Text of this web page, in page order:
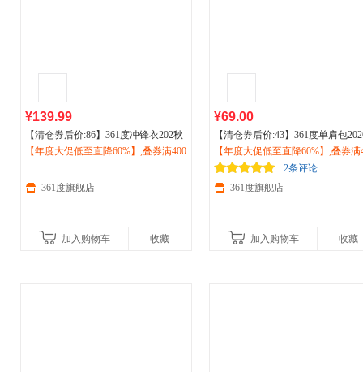
¥139.99
【清仓券后价:86】361度冲锋衣202秋
季新款男防水立领硬壳冲锋衣户外运
【年度大促低至直降60%】,叠券满400
361度旗舰店
加入购物车 收藏
¥69.00
【清仓券后价:43】361度单肩包
大容量单肩斜跨包男女通勤旅行户
骑行运动包512531033
【年度大促低至直降60%】,叠券满
减150/600减230,立即抢购！
2条评论
361度旗舰店
加入购物车 收藏